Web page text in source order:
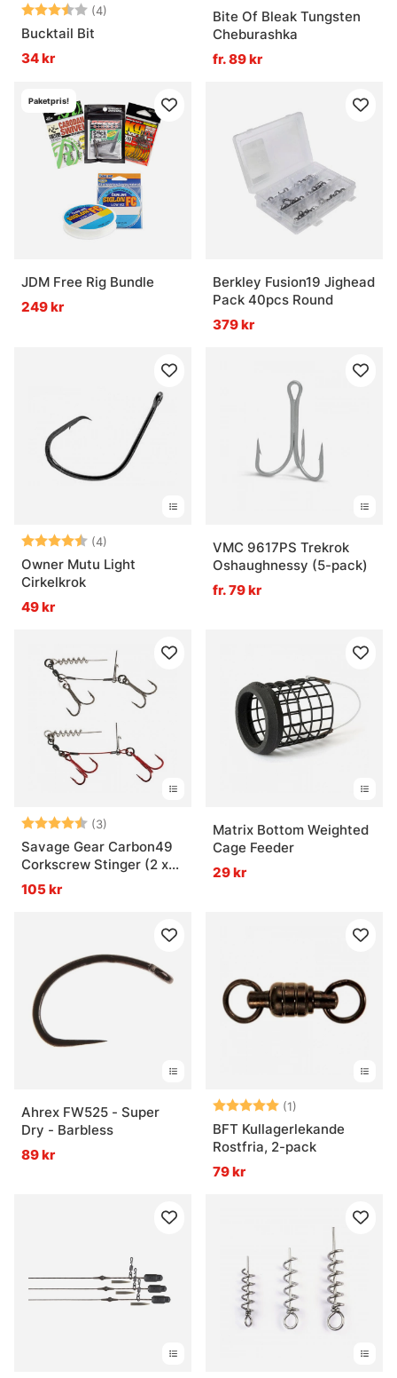
Betyg: (4)
3.3 utav 5 stjärnor
Bucktail Bit
34 kr
Bite Of Bleak Tungsten
Cheburashka
fr. 89 kr
Paketpris!
JDM Free Rig Bundle
249 kr
Berkley Fusion19 Jighead
Pack 40pcs Round
379 kr
Betyg: (4)
4.8 utav 5 stjärnor
Owner Mutu Light
Cirkelkrok
49 kr
VMC 9617PS Trekrok
Oshaughnessy (5-pack)
fr. 79 kr
Betyg: (3)
4.3 utav 5 stjärnor
Savage Gear Carbon49
Corkscrew Stinger (2 x
treble) 2-pack
105 kr
Matrix Bottom Weighted
Cage Feeder
29 kr
Ahrex FW525 - Super
Dry - Barbless
89 kr
Betyg: (1)
BFT Kullagerlekande
Rostfria, 2-pack
79 kr